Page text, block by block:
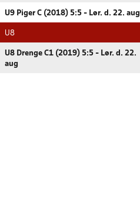
U9 Piger C (2018) 5:5 - Lør. d. 22. aug
U8
U8 Drenge C1 (2019) 5:5 - Lør. d. 22.
aug